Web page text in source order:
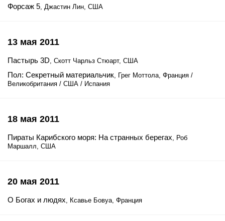
Форсаж 5, Джастин Лин, США
13 мая 2011
Пастырь 3D, Скотт Чарльз Стюарт, США
Пол: Секретный материальчик, Грег Моттола, Франция /
Великобритания / США / Испания
18 мая 2011
Пираты Карибского моря: На странных берегах, Роб
Маршалл, США
20 мая 2011
О Богах и людях, Ксавье Бовуа, Франция